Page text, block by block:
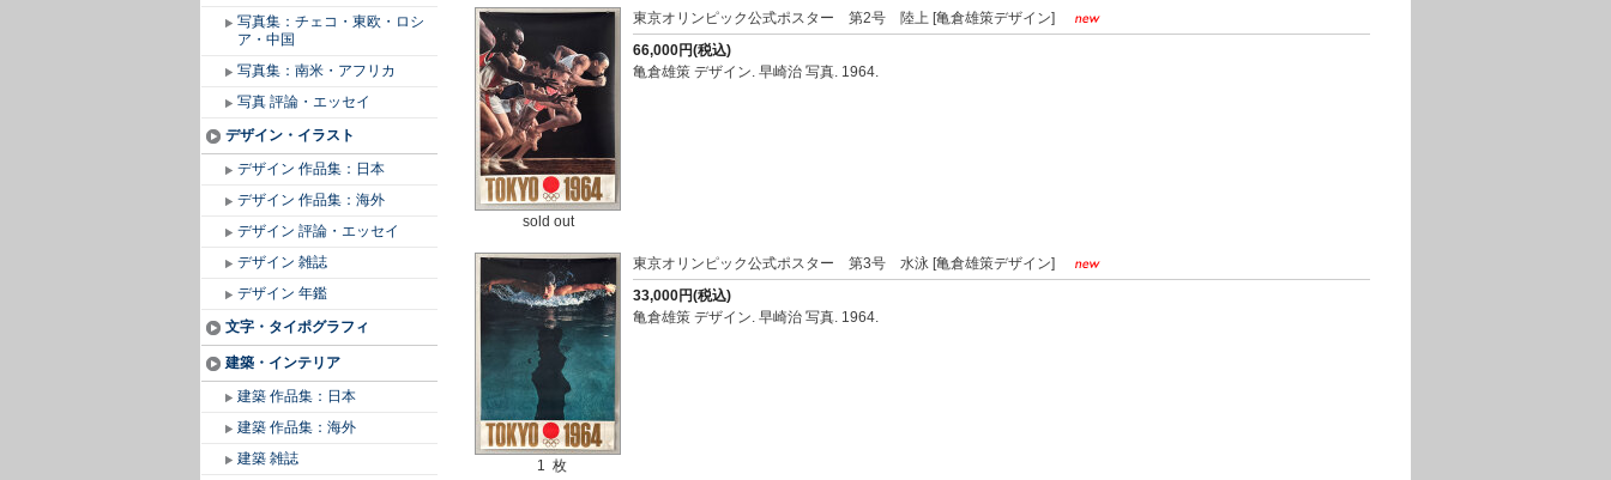
写真集：チェコ・東欧・ロシ
ア・中国
写真集：南米・アフリカ
写真 評論・エッセイ
デザイン・イラスト
デザイン 作品集：日本
デザイン 作品集：海外
デザイン 評論・エッセイ
デザイン 雑誌
デザイン 年鑑
文字・タイポグラフィ
建築・インテリア
建築 作品集：日本
建築 作品集：海外
建築 雑誌
sold out
東京オリンピック公式ポスター 第2号 陸上 [亀倉雄策デザイン]
66,000円(税込)
亀倉雄策 デザイン. 早崎治 写真. 1964.
1 枚
東京オリンピック公式ポスター 第3号 水泳 [亀倉雄策デザイン]
33,000円(税込)
亀倉雄策 デザイン. 早崎治 写真. 1964.